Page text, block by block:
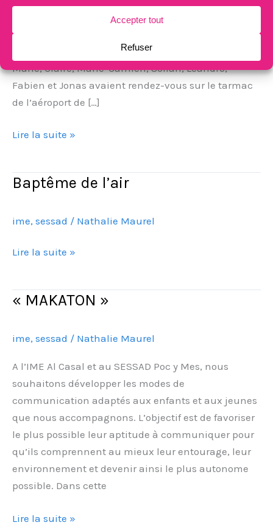
accompagnés de leurs éducateurs ont réalisé un
rêve que tout enfant aimerait vivre, celui de voler et
d’admirer notre terre vue du ciel. A 10h, Kimberly,
Marie, Claire, Marie-Carmen, Sofian, Léandro,
Fabien et Jonas avaient rendez-vous sur le tarmac
de l’aéroport de […]
Lire la suite »
Baptême de l’air
ime, sessad / Nathalie Maurel
Baptême
Lire la suite »
« MAKATON »
ime, sessad / Nathalie Maurel
A l’IME Al Casal et au SESSAD Poc y Mes, nous
souhaitons développer les modes de
communication adaptés aux enfants et aux jeunes
que nous accompagnons. L’objectif est de favoriser
le plus possible leur aptitude à communiquer pour
qu’ils comprennent au mieux leur entourage, leur
environnement et devenir ainsi le plus autonome
possible. Dans cette
« MAKATON »
Lire la suite »